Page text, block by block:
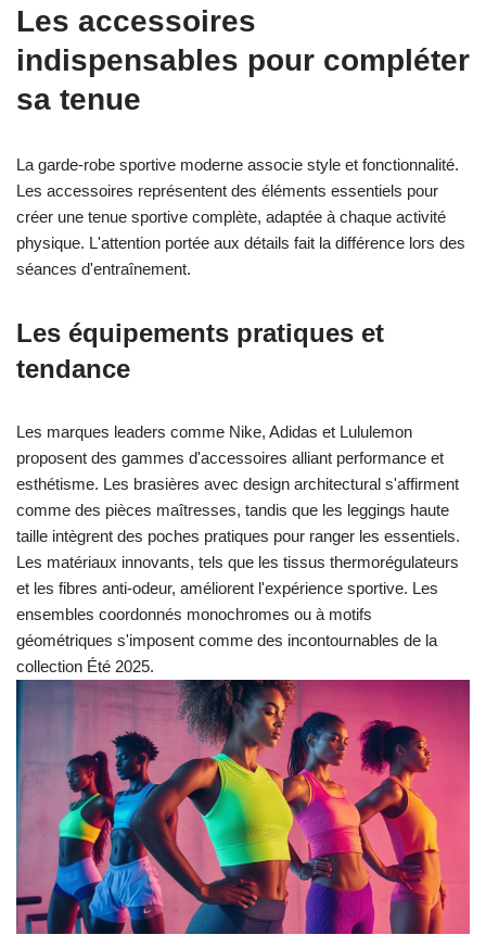
Les accessoires
indispensables pour compléter
sa tenue
La garde-robe sportive moderne associe style et fonctionnalité.
Les accessoires représentent des éléments essentiels pour
créer une tenue sportive complète, adaptée à chaque activité
physique. L'attention portée aux détails fait la différence lors des
séances d'entraînement.
Les équipements pratiques et
tendance
Les marques leaders comme Nike, Adidas et Lululemon
proposent des gammes d'accessoires alliant performance et
esthétisme. Les brasières avec design architectural s'affirment
comme des pièces maîtresses, tandis que les leggings haute
taille intègrent des poches pratiques pour ranger les essentiels.
Les matériaux innovants, tels que les tissus thermorégulateurs
et les fibres anti-odeur, améliorent l'expérience sportive. Les
ensembles coordonnés monochromes ou à motifs
géométriques s'imposent comme des incontournables de la
collection Été 2025.